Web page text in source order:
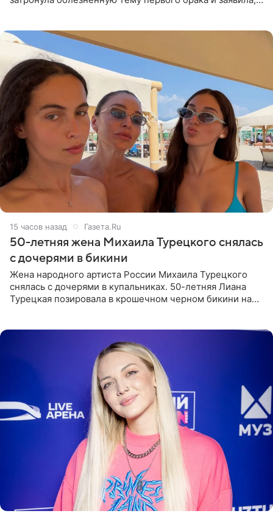
15 часов назад Газета.Ru
50-летняя жена Михаила Турецкого снялась
с дочерями в бикини
Жена народного артиста России Михаила Турецкого
снялась с дочерями в купальниках. 50-летняя Лиана
Турецкая позировала в крошечном черном бикини на